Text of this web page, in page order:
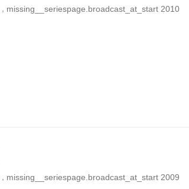
missing__seriespage.broadcast_at_start 2010
missing__seriespage.broadcast_at_start 2009